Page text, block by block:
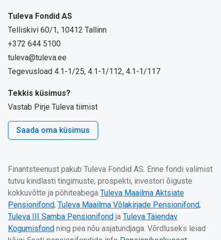
Tuleva Fondid AS
Telliskivi 60/1, 10412 Tallinn
+372 644 5100
tuleva@tuleva.ee
Tegevusload 4.1-1/25, 4.1-1/112, 4.1-1/117
Tekkis küsimus?
Vastab Pirje Tuleva tiimist
Saada oma küsimus
Finantsteenust pakub Tuleva Fondid AS. Enne fondi valimist
tutvu kindlasti tingimuste, prospekti, investori õiguste
kokkuvõtte ja põhiteabega Tuleva Maailma Aktsiate
Pensionifond, Tuleva Maailma Võlakirjade Pensionifond,
Tuleva III Samba Pensionifond ja Tuleva Täiendav
Kogumisfond ning pea nõu asjatundjaga. Võrdluseks leiad